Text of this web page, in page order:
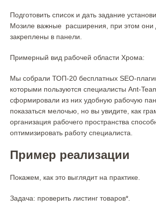
Подготовить список и дать задание
Мозиле важные расширения, при этом они
закреплены в панели.
Примерный вид рабочей области Хрома:
Мы собрали ТОП-20 бесплатных SEO-
которыми пользуются специалисты Ant-
сформировали из них удобную рабочую
показаться мелочью, но вы увидите, как
организация рабочего пространства
оптимизировать работу специалиста.
Пример реализации
Покажем, как это выглядит на практике.
Задача: проверить листинг товаров*.